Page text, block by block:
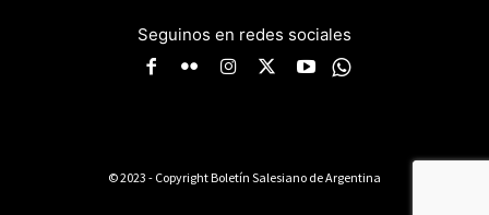
Seguinos en redes sociales
© 2023 - Copyright Boletín Salesiano de Argentina